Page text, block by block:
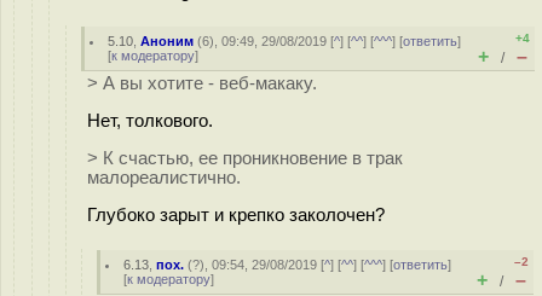
5.10 ,Аноним (6), 09:49, 29/08/2019 [^] [^^] [^^^] [ответить]
[к модератору]
+4
+ / –
> А вы хотите - веб-макаку.
Нет, толкового.
> К счастью, ее проникновение в трак
малореалистично.
Глубоко зарыт и крепко заколочен?
6.13 ,пох. (?), 09:54, 29/08/2019 [^] [^^] [^^^] [ответить]
[к модератору]
–2
+ / –